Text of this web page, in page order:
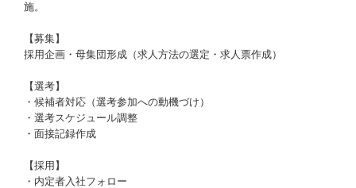
施。
【募集】
採用企画・⺟集団形成（求人⽅法の選定・求人票作成）
【選考】
・候補者対応（選考参加への動機づけ）
・選考スケジュール調整
・面接記録作成
【採用】
・内定者入社フォロー